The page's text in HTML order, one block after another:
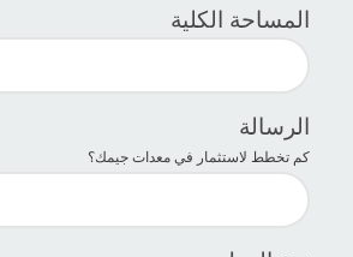
المساحة الكلية
الرسالة
كم تخطط لاستثمار في معدات جيمك؟